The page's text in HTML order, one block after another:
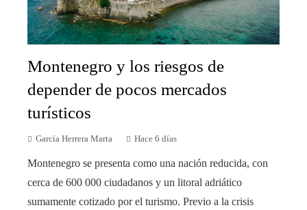
Montenegro y los riesgos de
depender de pocos mercados
turísticos
García Herrera Marta Hace 6 días
Montenegro se presenta como una nación reducida, con
cerca de 600 000 ciudadanos y un litoral adriático
sumamente cotizado por el turismo. Previo a la crisis